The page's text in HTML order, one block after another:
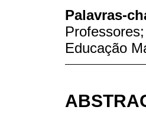
Palavras-
Educação